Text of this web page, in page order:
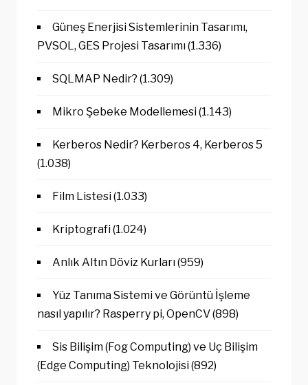
Güneş Enerjisi Sistemlerinin Tasarımı,
PVSOL, GES Projesi Tasarımı(1.336)
SQLMAP Nedir? (1.309)
Mikro Şebeke Modellemesi(1.143)
Kerberos Nedir? Kerberos 4, Kerberos 5
(1.038)
Film Listesi(1.033)
Kriptografi(1.024)
Anlık Altın Döviz Kurları(959)
Yüz Tanıma Sistemi ve Görüntü İşleme
nasıl yapılır? Rasperry pi, OpenCV(898)
Sis Bilişim (Fog Computing) ve Uç Bilişim
(Edge Computing) Teknolojisi(892)